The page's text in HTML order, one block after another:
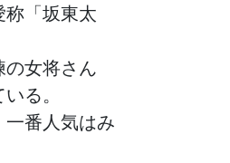
「坂東太
の女将さん
る。
一番人気はみ